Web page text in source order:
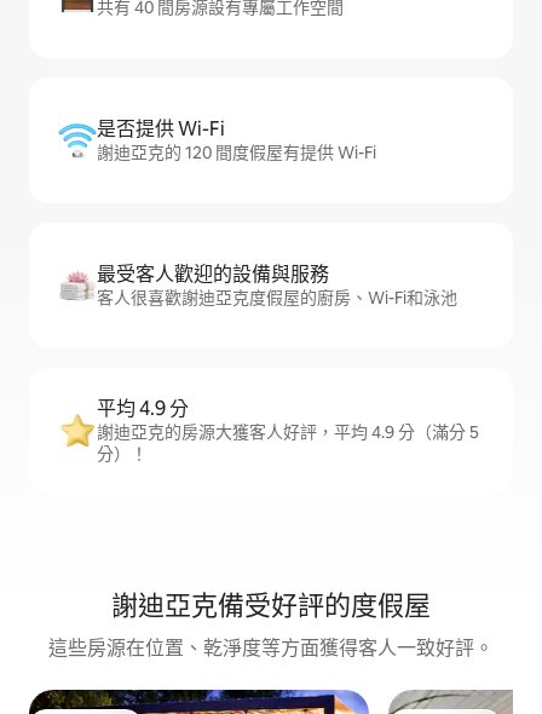
共有 40 間房源設有專屬工作空間
是否提供 Wi-Fi
謝迪亞克的 120 間度假屋有提供 Wi-Fi
最受客人歡迎的設備與服務
客人很喜歡謝迪亞克度假屋的廚房、Wi-Fi和泳池
平均 4.9 分
謝迪亞克的房源大獲客人好評，平均 4.9 分（滿分 5
分）！
謝迪亞克備受好評的度假屋
這些房源在位置、乾淨度等方面獲得客人一致好評。